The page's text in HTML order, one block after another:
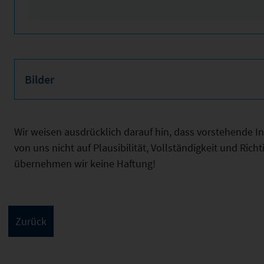
Bilder
Wir weisen ausdrücklich darauf hin, dass vorstehende
von uns nicht auf Plausibilität, Vollständigkeit und
übernehmen wir keine Haftung!